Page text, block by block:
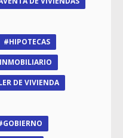
HIPOTECAS
DE VIVIENDA
GOBIERNO